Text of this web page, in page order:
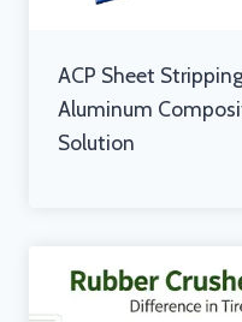
ACP Sheet
Aluminum
Solution